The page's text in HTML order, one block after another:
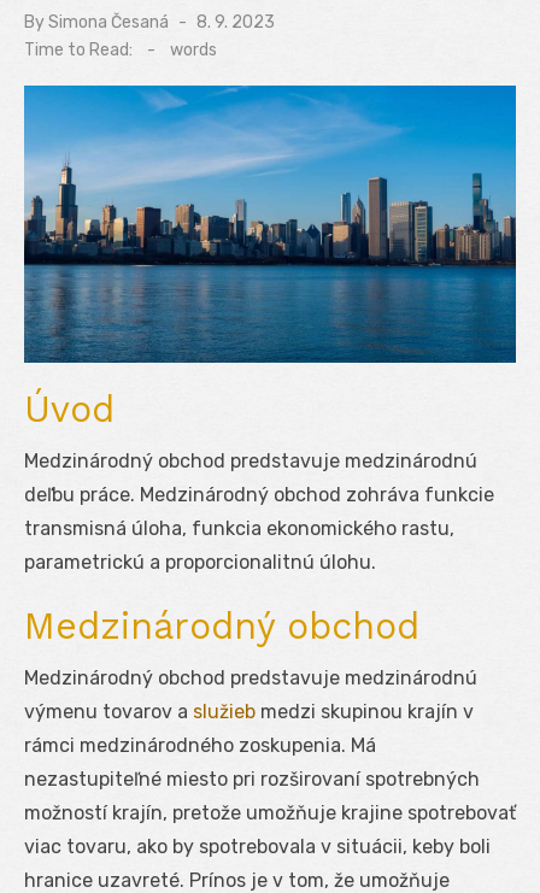
BySimona Česaná
Posted
on
8. 9. 2023
Time to Read:
- words
Úvod
Medzinárodný obchod predstavuje medzinárodnú
deľbu práce. Medzinárodný obchod zohráva funkcie
transmisná úloha, funkcia ekonomického rastu,
parametrickú a proporcionalitnú úlohu.
Medzinárodný obchod
Medzinárodný obchod predstavuje medzinárodnú
výmenu tovarov a služieb medzi skupinou krajín v
rámci medzinárodného zoskupenia. Má
nezastupiteľné miesto pri rozširovaní spotrebných
možností krajín, pretože umožňuje krajine spotrebovať
viac tovaru, ako by spotrebovala v situácii, keby boli
hranice uzavreté. Prínos je v tom, že umožňuje